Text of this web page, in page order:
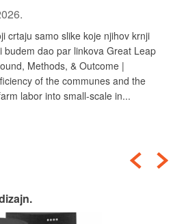
crtaju samo slike koje njihov krnji
budem dao par linkova Great Leap
Methods, & Outcome |
of the communes and the
labor into small-scale in...